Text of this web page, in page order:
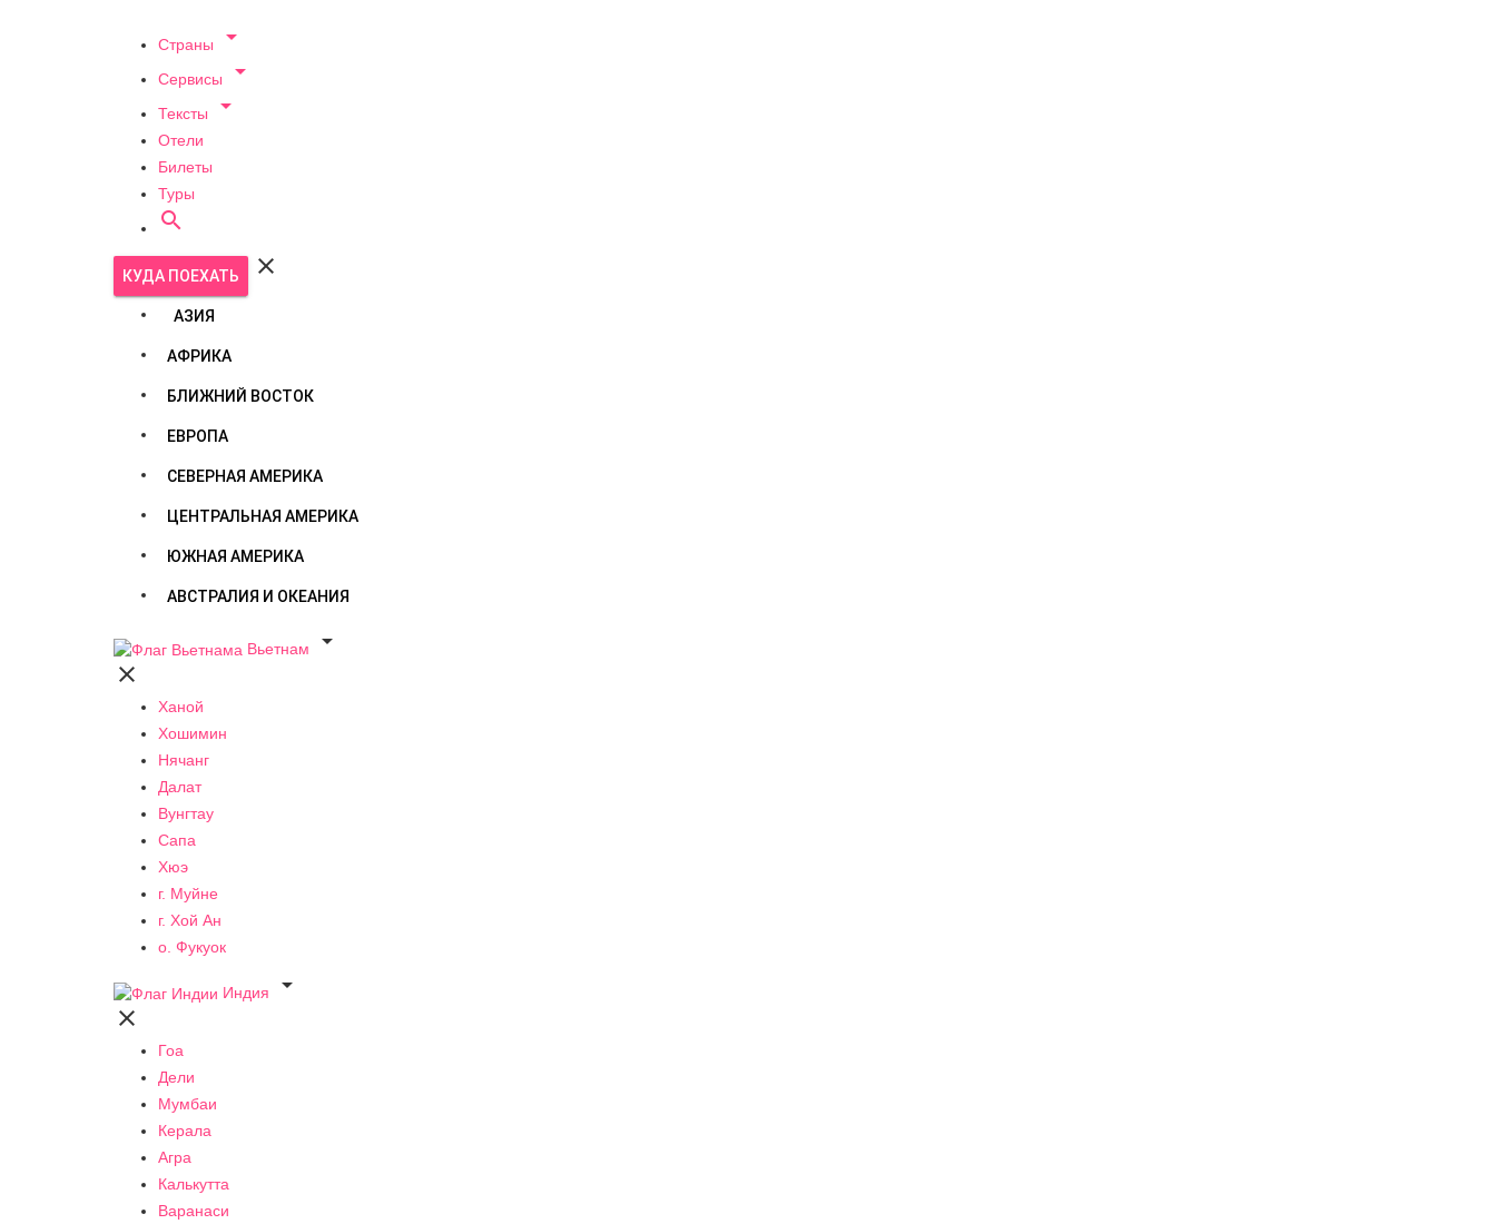
Страны 
Сервисы 
Тексты 
Отели
Билеты
Туры

КУДА ПОЕХАТЬ 
АЗИЯ
АФРИКА
БЛИЖНИЙ ВОСТОК
ЕВРОПА
СЕВЕРНАЯ АМЕРИКА
ЦЕНТРАЛЬНАЯ АМЕРИКА
ЮЖНАЯ АМЕРИКА
АВСТРАЛИЯ И ОКЕАНИЯ
Вьетнам


Ханой
Хошимин
Нячанг
Далат
Вунгтау
Сапа
Хюэ
г. Муйне
г. Хой Ан
о. Фукуок
Индия


Гоа
Дели
Мумбаи
Керала
Агра
Калькутта
Варанаси